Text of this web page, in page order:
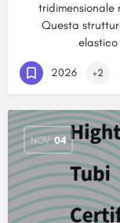
tridimensionale
Questa
2026 +2
NOV 04